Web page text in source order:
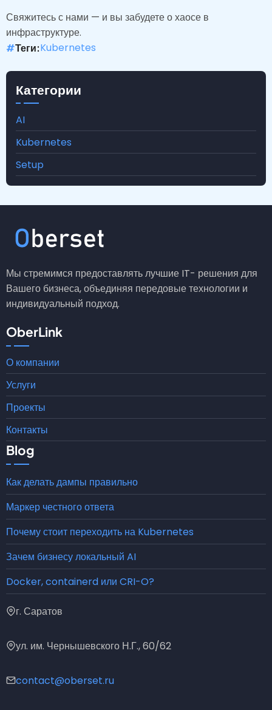
Свяжитесь с нами — и вы забудете о хаосе в
инфраструктуре.
Теги Kubernetes
Категории
AI
Kubernetes
Setup
Мы стремимся предоставлять лучшие IT- решения для
Вашего бизнеса, объединяя передовые технологии и
индивидуальный подход.
OberLink
О компании
Услуги
Проекты
Контакты
Blog
Как делать дампы правильно
Маркер честного ответа
Почему стоит переходить на Kubernetes
Зачем бизнесу локальный AI
Docker, containerd или CRI-O?
г. Саратов
ул. им. Чернышевского Н.Г., 60/62
contact@oberset.ru